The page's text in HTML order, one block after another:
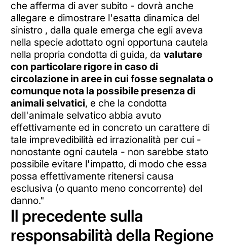
che afferma di aver subito - dovrà anche
allegare e dimostrare l'esatta dinamica del
sinistro , dalla quale emerga che egli aveva
nella specie adottato ogni opportuna cautela
nella propria condotta di guida, da valutare
con particolare rigore in caso di
circolazione in aree in cui fosse segnalata o
comunque nota la possibile presenza di
animali selvatici, e che la condotta
dell'animale selvatico abbia avuto
effettivamente ed in concreto un carattere di
tale imprevedibilità ed irrazionalità per cui -
nonostante ogni cautela - non sarebbe stato
possibile evitare l'impatto, di modo che essa
possa effettivamente ritenersi causa
esclusiva (o quanto meno concorrente) del
danno."
Il precedente sulla
responsabilità della Regione